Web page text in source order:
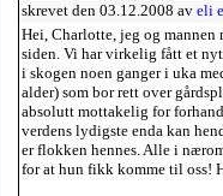
skrevet den 03.12.2008 av eli
Hei, Charlotte, jeg og mannen
siden. Vi har virkelig fått et
i skogen noen ganger i uka
alder) som bor rett over
absolutt mottakelig for
verdens lydigste enda kan
er flokken hennes. Alle i
for at hun fikk komme til oss!